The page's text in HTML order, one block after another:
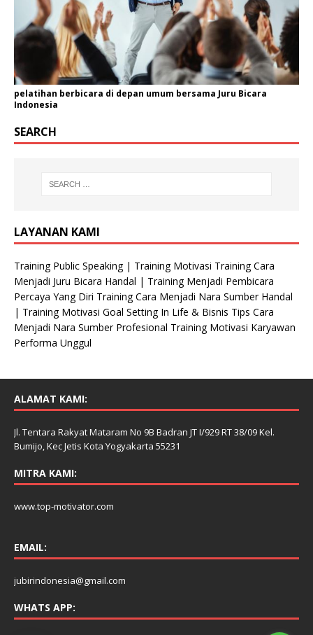
pelatihan berbicara di depan umum bersama Juru Bicara
Indonesia
SEARCH
LAYANAN KAMI
Training Public Speaking | Training Motivasi Training Cara
Menjadi Juru Bicara Handal | Training Menjadi Pembicara
Percaya Yang Diri Training Cara Menjadi Nara Sumber Handal
| Training Motivasi Goal Setting In Life & Bisnis Tips Cara
Menjadi Nara Sumber Profesional Training Motivasi Karyawan
Performa Unggul
ALAMAT KAMI:
Jl. Tentara Rakyat Mataram No 9B Badran JT I/929 RT 38/09 Kel.
Bumijo, Kec Jetis Kota Yogyakarta 55231
MITRA KAMI:
www.top-motivator.com
EMAIL:
jubirindonesia@gmail.com
WHATS APP: